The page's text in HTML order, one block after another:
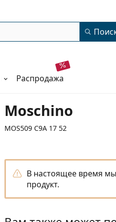
распродажа
Moschino
MOS509 C9A 17 52
В настоящее время
продукт.